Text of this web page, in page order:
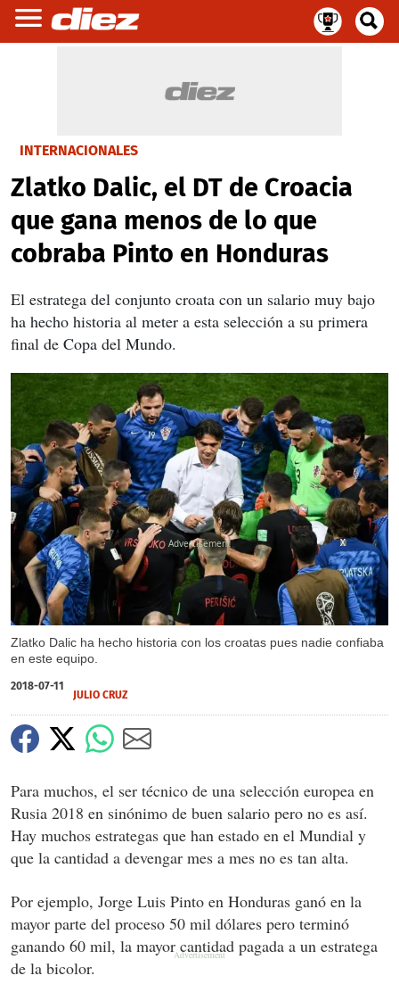
INTERNACIONALES
Zlatko Dalic, el DT de Croacia
que gana menos de lo que
cobraba Pinto en Honduras
El estratega del conjunto croata con un salario muy bajo
ha hecho historia al meter a esta selección a su primera
final de Copa del Mundo.
Zlatko Dalic ha hecho historia con los croatas pues nadie confiaba
en este equipo.
X
X
2018-07-11
JULIO CRUZ
Para muchos, el ser técnico de una selección europea en
Rusia 2018 en sinónimo de buen salario pero no es así.
Hay muchos estrategas que han estado en el Mundial y
que la cantidad a devengar mes a mes no es tan alta.
Por ejemplo, Jorge Luis Pinto en Honduras ganó en la
mayor parte del proceso 50 mil dólares pero terminó
ganando 60 mil, la mayor cantidad pagada a un estratega
de la bicolor.